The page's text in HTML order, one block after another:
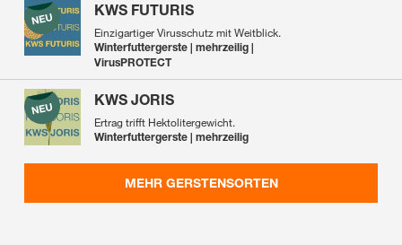
KWS FUTURIS
Einzigartiger Virusschutz mit Weitblick.
Winterfuttergerste | mehrzeilig |
VirusPROTECT
KWS JORIS
Ertrag trifft Hektolitergewicht.
Winterfuttergerste | mehrzeilig
MEHR GERSTENSORTEN